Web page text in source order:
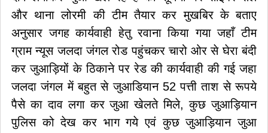
और थाना लोरमी की टीम तैयार कर मुखबिर के बताए
अनुसार जगह कार्यवाही हेतु रवाना किया गया जहाँ टीम
ग्राम न्यूस जलदा जंगल रोड पहुंचकर चारो ओर से घेरा बंदी
कर जुआड़ियों के ठिकाने पर रेड की कार्यवाही की गई जहा
जलदा जंगल में बहुत से जुआडियान 52 पत्ती ताश से रूपये
पैसे का दाव लगा कर जुआ खेलते मिले, कुछ जुआड़ियान
पुलिस को देख कर भाग गये एवं कुछ जुआड़ियान जुआ